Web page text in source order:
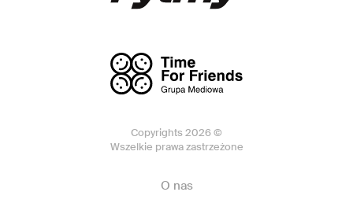
Copyrights 2026 ©
Wszelkie prawa zastrzeżone
O nas